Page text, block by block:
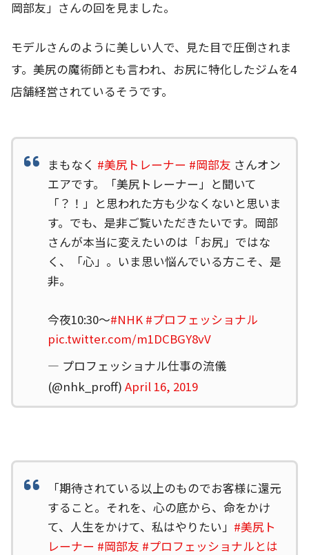
岡部友」さんの回を見ました。
モデルさんのように美しい人で、見た目で圧倒されま
す。美尻の魔術師とも言われ、お尻に特化したジムを4
店舗経営されているそうです。
まもなく #美尻トレーナー #岡部友 さんオン
エアです。「美尻トレーナー」と聞いて
「？！」と思われた方も少なくないと思いま
す。でも、是非ご覧いただきたいです。岡部
さんが本当に変えたいのは「お尻」ではな
く、「心」。いま思い悩んでいる方こそ、是
非。
今夜10:30～#NHK #プロフェッショナル
pic.twitter.com/m1DCBGY8vV
— プロフェッショナル仕事の流儀
(@nhk_proff) April 16, 2019
「期待されている以上のものでお客様に還元
すること。それを、心の底から、命をかけ
て、人生をかけて、私はやりたい」 #美尻ト
レーナー #岡部友 #プロフェッショナルとは